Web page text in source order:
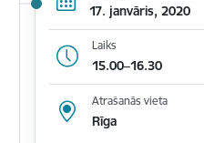
17. janvāris, 2020
Laiks
15.00–16.30
Atrašanās vieta
Rīga